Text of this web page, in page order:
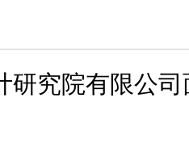
研究院有限公